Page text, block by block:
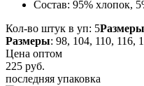
Состав: 95% хлопок,
Кол-во штук в уп: 5Размеры
Размеры: 98, 104, 110, 116,
Цена оптом
225 руб.
последняя упаковка